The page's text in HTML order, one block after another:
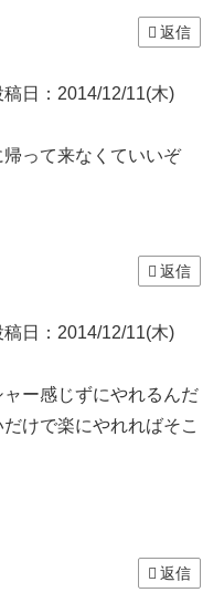
返信
稿日：2014/12/11(木)
って来なくていいぞ
返信
稿日：2014/12/11(木)
ー感じずにやれるんだ
けで楽にやれればそこ
返信